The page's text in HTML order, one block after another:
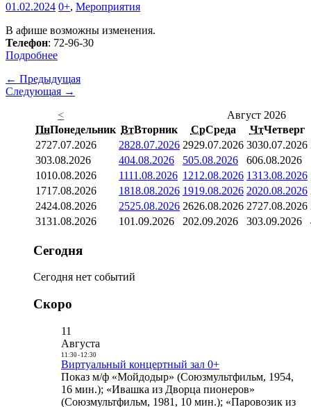
01.02.2024 0+, Мероприятия
В афише возможны изменения.
Телефон: 72-96-30
Подробнее
← Предыдущая
Следующая →
<
Август 2026
ПнПонедельник ВтВторник СрСреда ЧтЧетверг
2727.07.2026 2828.07.2026 2929.07.2026 3030.07.2026
303.08.2026 404.08.2026 505.08.2026 606.08.2026
1010.08.2026 1111.08.2026 1212.08.2026 1313.08.2026
1717.08.2026 1818.08.2026 1919.08.2026 2020.08.2026
2424.08.2026 2525.08.2026 2626.08.2026 2727.08.2026
3131.08.2026 101.09.2026 202.09.2026 303.09.2026
Сегодня
Сегодня нет событий
Скоро
11
Августа
11:30- 12:30
Виртуальный концертный зал 0+
Показ м/ф «Мойдодыр» (Союзмультфильм, 1954,
16 мин.); «Ивашка из Дворца пионеров»
(Союзмультфильм, 1981, 10 мин.); «Паровозик из